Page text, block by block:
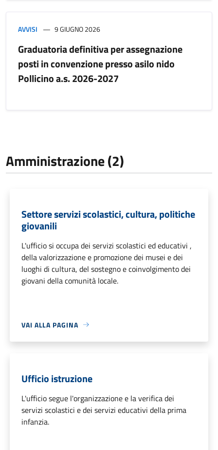
AVVISI 9 GIUGNO 2026
Graduatoria definitiva per assegnazione
posti in convenzione presso asilo nido
Pollicino a.s. 2026-2027
Amministrazione (2)
Settore servizi scolastici, cultura, politiche
giovanili
L'ufficio si occupa dei servizi scolastici ed educativi ,
della valorizzazione e promozione dei musei e dei
luoghi di cultura, del sostegno e coinvolgimento dei
giovani della comunità locale.
VAI ALLA PAGINA
Ufficio istruzione
L'ufficio segue l'organizzazione e la verifica dei
servizi scolastici e dei servizi educativi della prima
infanzia.